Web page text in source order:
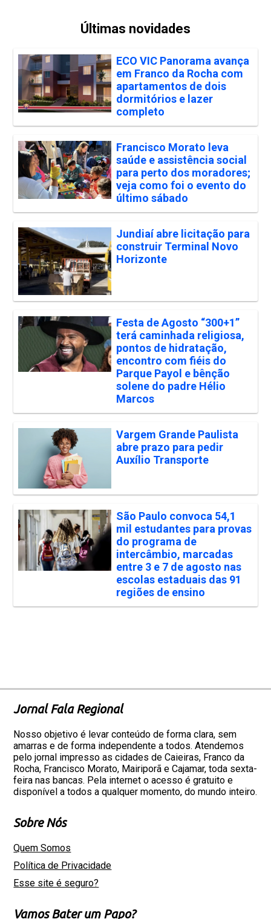
Últimas novidades
ECO VIC Panorama avança
em Franco da Rocha com
apartamentos de dois
dormitórios e lazer
completo
Francisco Morato leva
saúde e assistência social
para perto dos moradores;
veja como foi o evento do
último sábado
Jundiaí abre licitação para
construir Terminal Novo
Horizonte
Festa de Agosto “300+1”
terá caminhada religiosa,
pontos de hidratação,
encontro com fiéis do
Parque Payol e bênção
solene do padre Hélio
Marcos
Vargem Grande Paulista
abre prazo para pedir
Auxílio Transporte
São Paulo convoca 54,1
mil estudantes para provas
do programa de
intercâmbio, marcadas
entre 3 e 7 de agosto nas
escolas estaduais das 91
regiões de ensino
Jornal Fala Regional
Nosso objetivo é levar conteúdo de forma clara, sem
amarras e de forma independente a todos. Atendemos
pelo jornal impresso as cidades de Caieiras, Franco da
Rocha, Francisco Morato, Mairiporã e Cajamar, toda sexta-
feira nas bancas. Pela internet o acesso é gratuito e
disponível a todos a qualquer momento, do mundo inteiro.
Sobre Nós
Quem Somos
Política de Privacidade
Esse site é seguro?
Vamos Bater um Papo?